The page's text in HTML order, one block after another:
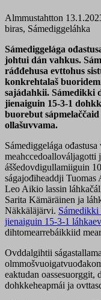
Almmustahtton
biras, Sámediggeláhka
Sámediggelága
johtui dán vahkus.
ráđđehusa evttohus
konkrehtalaš
sajádahkii. Sámedikki
jienaiguin 15-3-1
buorebut
ollašuvvama.
Sámediggelága
meahccedoallováljagotti
áššedovdigullamiiguin
ságajođiheaddji Tuomas
Leo Aikio lassin
Sarita Kämäräinen ja
Näkkäläjärvi.
jienaiguin 15-3-1
dihtomearrebáikkiid
Ovddalgihtii
eaktudan oassesuorggit,
dohkkeheapmái ja